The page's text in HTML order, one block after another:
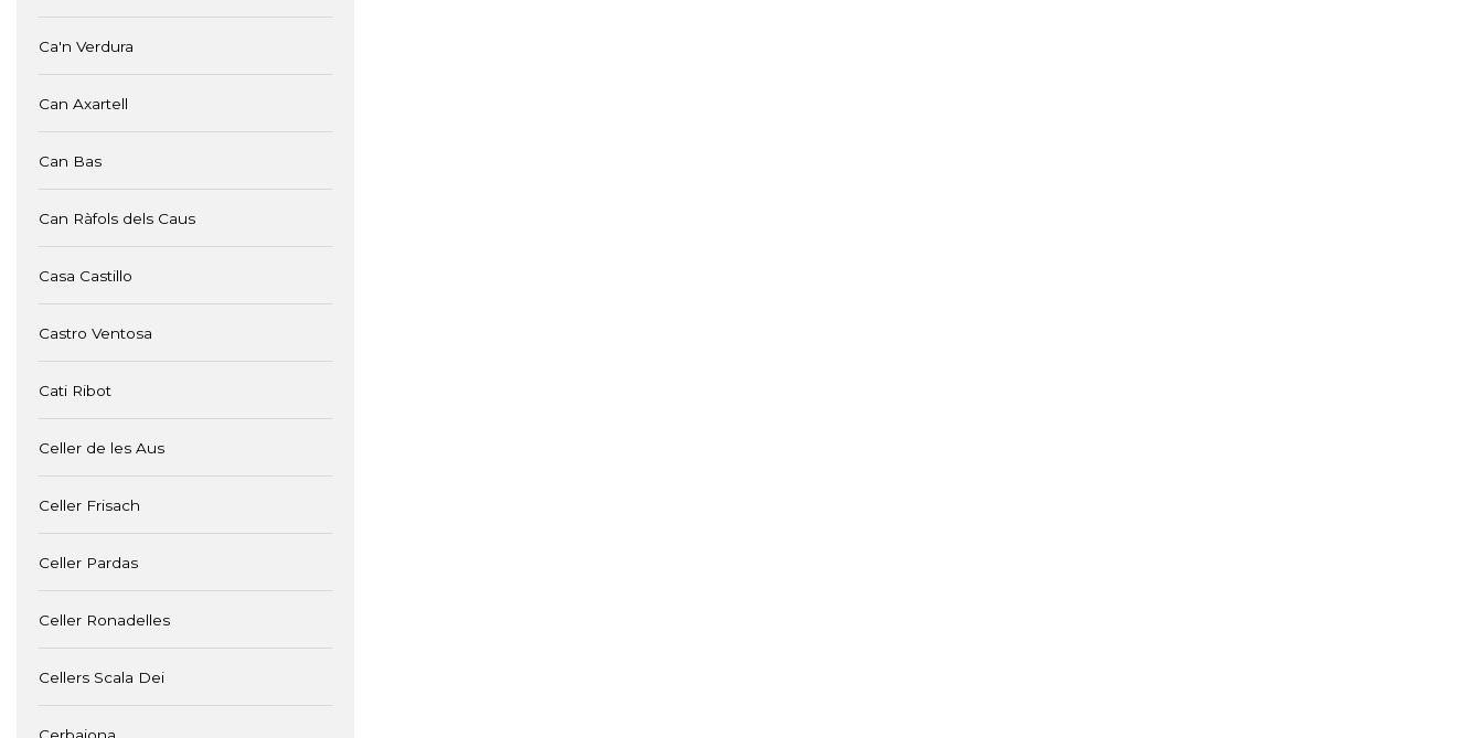
Ca'n Verdura
Can Axartell
Can Bas
Can Ràfols dels Caus
Casa Castillo
Castro Ventosa
Cati Ribot
Celler de les Aus
Celler Frisach
Celler Pardas
Celler Ronadelles
Cellers Scala Dei